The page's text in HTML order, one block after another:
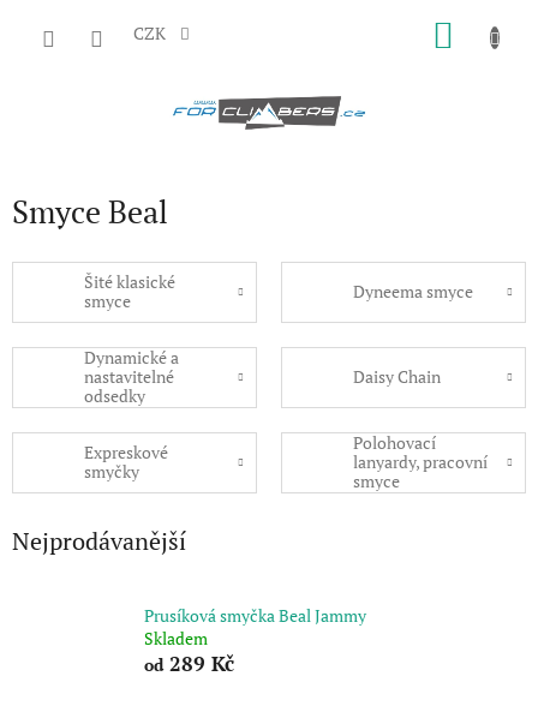
CZK
Smyce Beal
Šité klasické
smyce
Dyneema smyce
Dynamické a
nastavitelné
odsedky
Daisy Chain
Expreskové
smyčky
Polohovací
lanyardy, pracovní
smyce
Nejprodávanější
Prusíková smyčka Beal Jammy
Skladem
od289 Kč